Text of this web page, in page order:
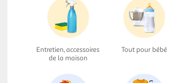
Entretien, accessoires
de la maison
Tout pour bébé